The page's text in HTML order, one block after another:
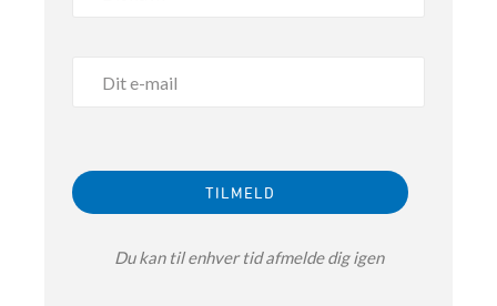
Du kan til enhver tid afmelde dig igen